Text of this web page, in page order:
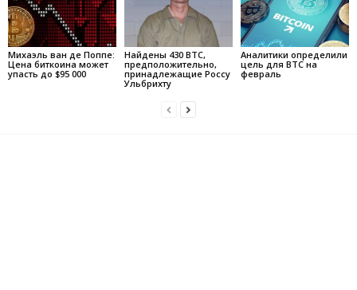
Михаэль ван де Поппе:
Цена биткоина может
упасть до $95 000
Найдены 430 BTC,
предположительно,
принадлежащие Россу
Ульбрихту
Аналитики определили
цель для BTC на
февраль